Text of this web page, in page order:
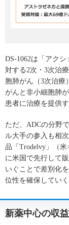
DS-1062は「アク
対する2次・3次治
胞肺がん（3次治療
がんと非小細胞肺
患者に治療を提供
ただ、ADCの分野
ル大手の参入も相
品「Trodelvy」（
に米国で先行して
いぐことで差別化
位性を確保してい
新薬中心の収